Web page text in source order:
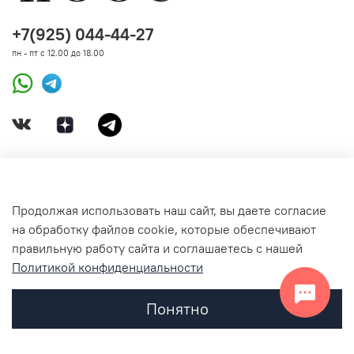
СВЯЗАТЬСЯ С НАМИ
+7(925) 044-44-27
пн - пт с 12.00 до 18.00
Продолжая использовать наш сайт, вы даете согласие
на обработку файлов cookie, которые обеспечивают
правильную работу сайта и соглашаетесь с нашей
Политикой конфиденциальности
Понятно